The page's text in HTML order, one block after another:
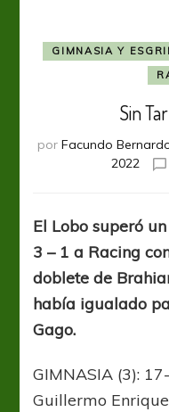
GIMNASIA Y
Sin
por Facundo
2022
El Lobo superó
3 – 1 a Racing
doblete de
había igualado
Gago.
GIMNASIA (3):
Guillermo